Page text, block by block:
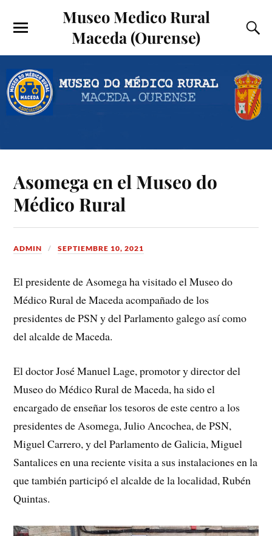
Museo Medico Rural
Maceda (Ourense)
Asomega en el Museo do
Médico Rural
ADMIN SEPTIEMBRE 10, 2021
El presidente de Asomega ha visitado el Museo do
Médico Rural de Maceda acompañado de los
presidentes de PSN y del Parlamento galego así como
del alcalde de Maceda.
El doctor José Manuel Lage, promotor y director del
Museo do Médico Rural de Maceda, ha sido el
encargado de enseñar los tesoros de este centro a los
presidentes de Asomega, Julio Ancochea, de PSN,
Miguel Carrero, y del Parlamento de Galicia, Miguel
Santalices en una reciente visita a sus instalaciones en la
que también participó el alcalde de la localidad, Rubén
Quintas.